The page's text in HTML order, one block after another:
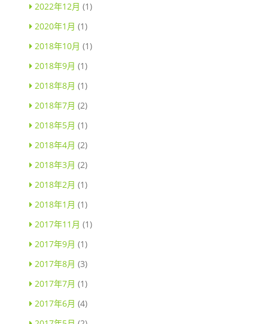
2022年12月 (1)
2020年1月 (1)
2018年10月 (1)
2018年9月 (1)
2018年8月 (1)
2018年7月 (2)
2018年5月 (1)
2018年4月 (2)
2018年3月 (2)
2018年2月 (1)
2018年1月 (1)
2017年11月 (1)
2017年9月 (1)
2017年8月 (3)
2017年7月 (1)
2017年6月 (4)